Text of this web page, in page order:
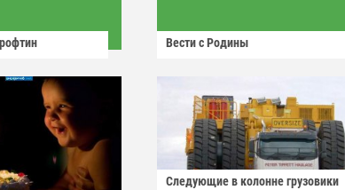
Вести с Родины
Следующие в колонне грузовики